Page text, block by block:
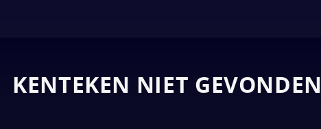
KENTEKEN NIET GEVONDEN